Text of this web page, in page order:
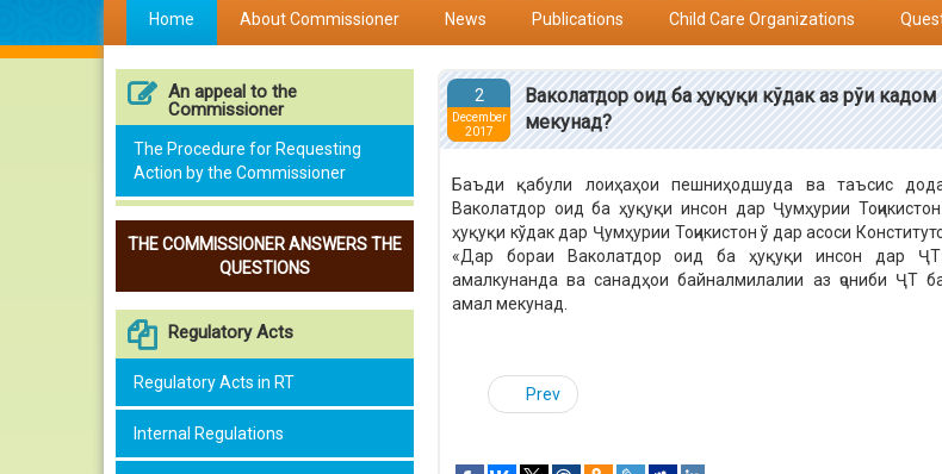
Home About Commissioner News Publications Child Care Organizations
An appeal to the
Commissioner
The Procedure for Requesting
Action by the Commissioner
THE COMMISSIONER ANSWERS THE
QUESTIONS
Regulatory Acts
Regulatory Acts in RT
Internal Regulations
2
December
2017
Ваколатдор оид ба ҳуқуқи кўдак аз рўи
мекунад?
Баъди қабули лоиҳаҳои пешниҳодшуда ва таъсис
Ваколатдор оид ба ҳуқуқи инсон дар Ҷумҳурии
ҳуқуқи кўдак дар Ҷумҳурии Тоҷикистон ў дар асоси
«Дар бораи Ваколатдор оид ба ҳуқуқи инсон дар
амалкунанда ва санадҳои байналмилалии аз ҷониби ҶТ
амал мекунад.
Prev